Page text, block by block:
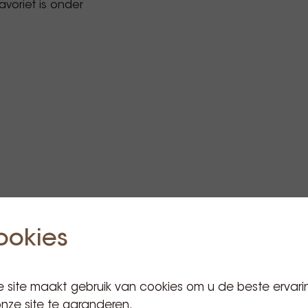
is onder
site maakt gebruik van cookies om u de beste
site te garanderen.